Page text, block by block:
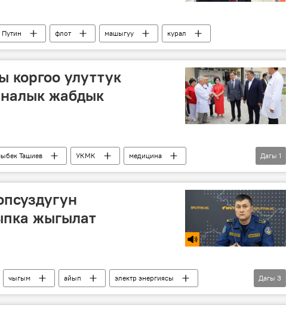
флот машыгуу курал
коргоо улуттук
жабдык
Ташиев УКМК
медицина
Дагы 1
жыгылат
чыгым айып
электр энергиясы
Кыргызстан Айбек Каниметов
Дагы 3